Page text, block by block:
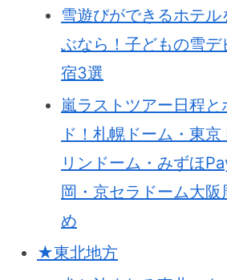
雪遊びができるホテル
ぶなら！子どもの雪デ
宿3選
嵐ラストツアー日程と
ド！札幌ドーム・東
リンドーム・みずほ
岡・京セラドーム大阪
め
★東北地方